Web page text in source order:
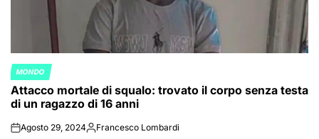
POSTED
IN
MONDO
Attacco mortale di squalo: trovato il corpo senza testa
di un ragazzo di 16 anni
onAgosto 29, 2024Posted
Francesco Lombardi